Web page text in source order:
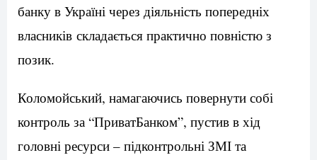
банку в Україні через діяльність попередніх
власників складається практично повністю з
позик.
Коломойський, намагаючись повернути собі
контроль за “ПриватБанком”, пустив в хід
головні ресурси – підконтрольні ЗМІ та